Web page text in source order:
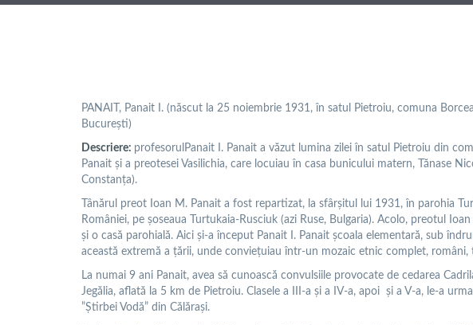
PANAIT, Panait I. (născut la 25 noiembrie 1931, în satul Pietroiu, comuna
București)
Descriere: profesorulPanait I. Panait a văzut lumina zilei în satul Pietroiu din
Panait şi a preotesei Vasilichia, care locuiau în casa bunicului matern, Tănase
Constanța).
Tânărul preot Ioan M. Panait a fost repartizat, la sfârșitul lui 1931, în parohia
României, pe șoseaua Turtukaia-Rusciuk (azi Ruse, Bulgaria). Acolo, preotul
și o casă parohială. Aici și-a început Panait I. Panait școala elementară, sub
această extremă a țării, unde conviețuiau într-un mozaic etnic complet, români,
La numai 9 ani Panait, avea să cunoască convulsiile provocate de cedarea
Jegălia, aflată la 5 km de Pietroiu. Clasele a III-a și a IV-a, apoi și a V-a, le-a
”Știrbei Vodă” din Călărași.